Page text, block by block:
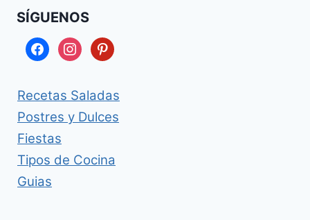
SÍGUENOS
facebookinstagrampinterest
Recetas Saladas
Postres y Dulces
Fiestas
Tipos de Cocina
Guias